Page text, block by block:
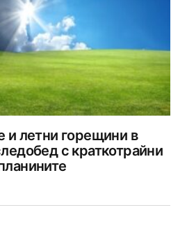
и летни горещини в
с краткотрайни